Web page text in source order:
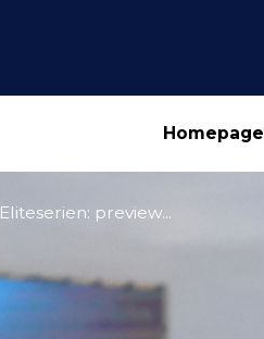
Homepage
Eliteserien: preview...